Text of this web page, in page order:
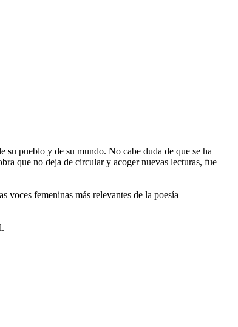
su pueblo y de su mundo. No cabe duda de que se ha
que no deja de circular y acoger nuevas lecturas, fue
femeninas más relevantes de la poesía